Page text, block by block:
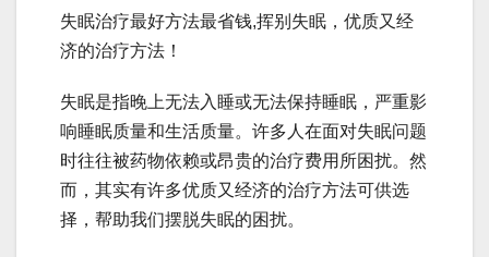
失眠治疗最好方法最省钱,挥别失眠，优质又经
济的治疗方法！
失眠是指晚上无法入睡或无法保持睡眠，严重影
响睡眠质量和生活质量。许多人在面对失眠问题
时往往被药物依赖或昂贵的治疗费用所困扰。然
而，其实有许多优质又经济的治疗方法可供选
择，帮助我们摆脱失眠的困扰。